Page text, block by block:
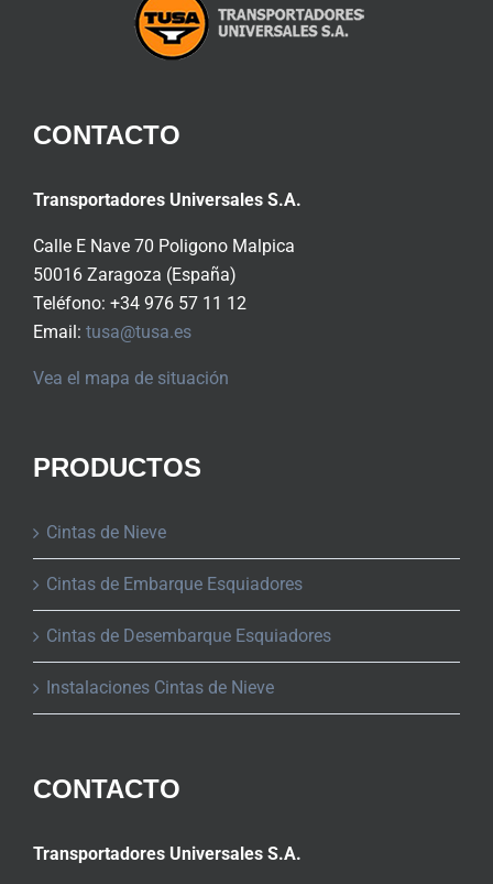
CONTACTO
Transportadores Universales S.A.
Calle E Nave 70 Poligono Malpica
50016 Zaragoza (España)
Teléfono: +34 976 57 11 12
Email: tusa@tusa.es
Vea el mapa de situación
PRODUCTOS
Cintas de Nieve
Cintas de Embarque Esquiadores
Cintas de Desembarque Esquiadores
Instalaciones Cintas de Nieve
CONTACTO
Transportadores Universales S.A.